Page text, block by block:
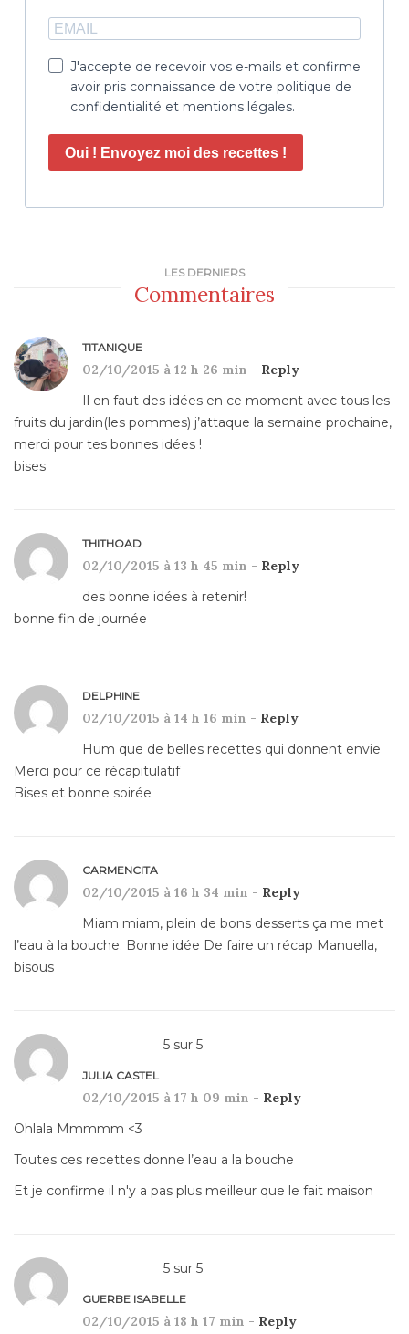
J'accepte de recevoir vos e-mails et confirme
avoir pris connaissance de votre politique de
confidentialité et mentions légales.
Oui ! Envoyez moi des recettes !
LES DERNIERS
Commentaires
TITANIQUE
02/10/2015 à 12 h 26 min - Reply
Il en faut des idées en ce moment avec tous les
fruits du jardin(les pommes) j’attaque la semaine prochaine,
merci pour tes bonnes idées !
bises
THITHOAD
02/10/2015 à 13 h 45 min - Reply
des bonne idées à retenir!
bonne fin de journée
DELPHINE
02/10/2015 à 14 h 16 min - Reply
Hum que de belles recettes qui donnent envie
Merci pour ce récapitulatif
Bises et bonne soirée
CARMENCITA
02/10/2015 à 16 h 34 min - Reply
Miam miam, plein de bons desserts ça me met
l’eau à la bouche. Bonne idée De faire un récap Manuella,
bisous
5 sur 5
JULIA CASTEL
02/10/2015 à 17 h 09 min - Reply
Ohlala Mmmmm <3
Toutes ces recettes donne l’eau a la bouche
Et je confirme il n'y a pas plus meilleur que le fait maison
5 sur 5
GUERBE ISABELLE
02/10/2015 à 18 h 17 min - Reply